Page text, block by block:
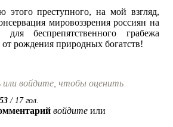
этого преступного, на мой взгляд,
мировоззрения россиян на
беспрепятственного грабежа
рождения природных богатств!
или войдите, чтобы оценить
/ 17гол.
войдите или